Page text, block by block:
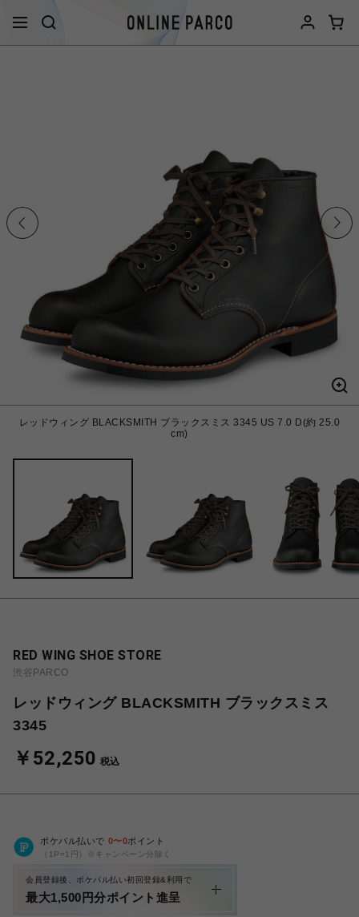
レッドウィング BLACKSMITH ブラックスミス 3345 US 7.0 D(約 25.0
cm)
RED WING SHOE STORE
渋谷PARCO
レッドウィング BLACKSMITH ブラックスミス
3345
￥52,250 税込
ポケパル払いで 0〜0ポイント
（1P=1円）※キャンペーン分除く
会員登録後、ポケパル払い初回登録&利用で
最大1,500円分ポイント進呈